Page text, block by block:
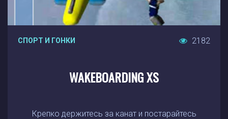
СПОРТ И ГОНКИ 2182
WAKEBOARDING XS
Крепко держитесь за канат и постарайтесь